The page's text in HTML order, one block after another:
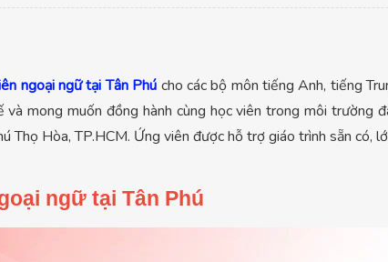
ngoại ngữ tại Tân Phú cho các bộ môn tiếng Anh, tiếng
mong muốn đồng hành cùng học viên trong môi
Hòa, TP.HCM. Ứng viên được hỗ trợ giáo trình sẵn có,
ngữ tại Tân Phú